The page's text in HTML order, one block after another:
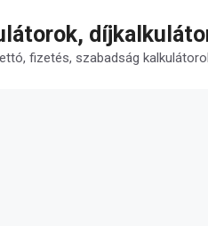
fizetés, szabadság